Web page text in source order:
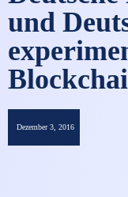
und
Dezember 3, 2016